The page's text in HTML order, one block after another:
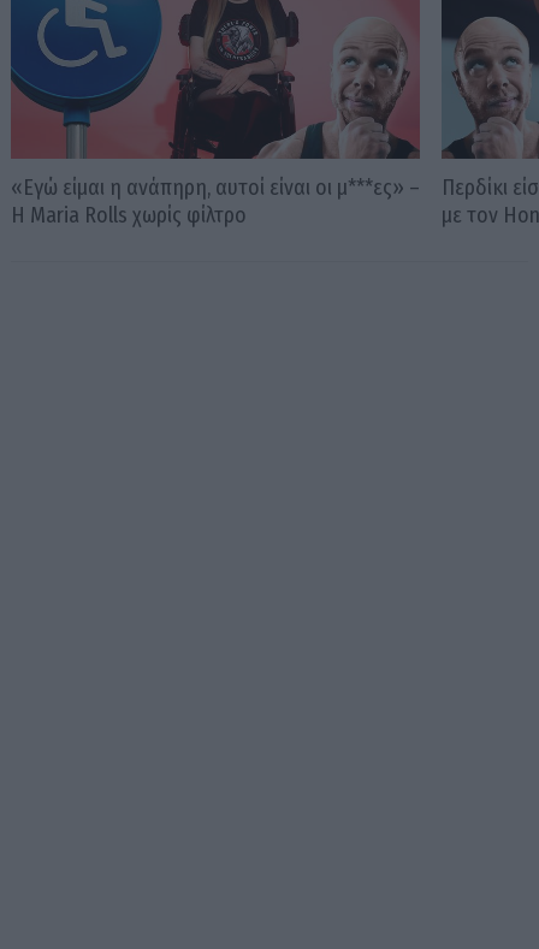
«Εγώ είμαι η ανάπηρη, αυτοί είναι οι μ***ες» –
Η Maria Rolls χωρίς φίλτρο
Περδίκι
με τον